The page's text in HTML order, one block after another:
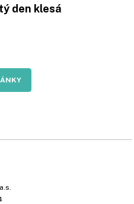
den klesá